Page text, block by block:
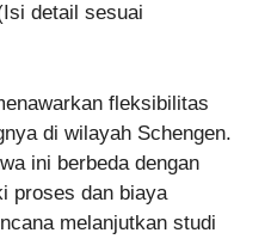
detail sesuai
fleksibilitas
di wilayah Schengen.
ini berbeda dengan
proses dan biaya
melanjutkan studi